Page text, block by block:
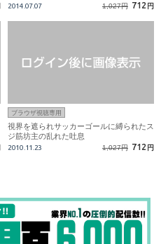
2014.07.07 1,027円 712 円
ブラウザ視聴専用
視界を遮られサッカーゴールに縛られたス
ジ筋坊主の乱れた吐息
2010.11.23 1,027円 712 円